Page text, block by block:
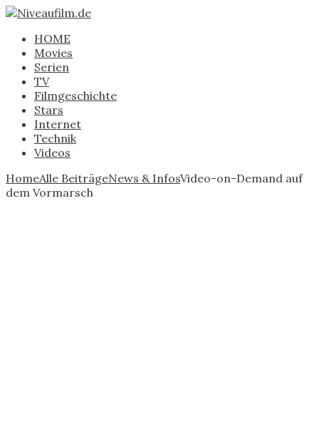
HOME
Movies
Serien
TV
Filmgeschichte
Stars
Internet
Technik
Videos
HomeAlle BeiträgeNews & InfosVideo-on-Demand auf
dem Vormarsch